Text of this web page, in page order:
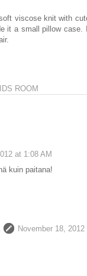
viscose knit with
it a small pillow
ROOM
at 1:08 AM
kuin paitana!
November 18, 2012